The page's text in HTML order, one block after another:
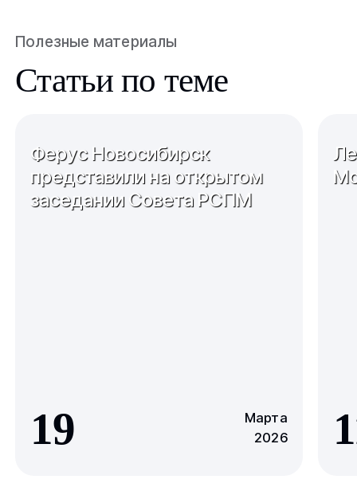
Полезные материалы
Статьи по теме
Ферус Новосибирск
представили на открытом
заседании Совета РСПМ
19
Марта
2026